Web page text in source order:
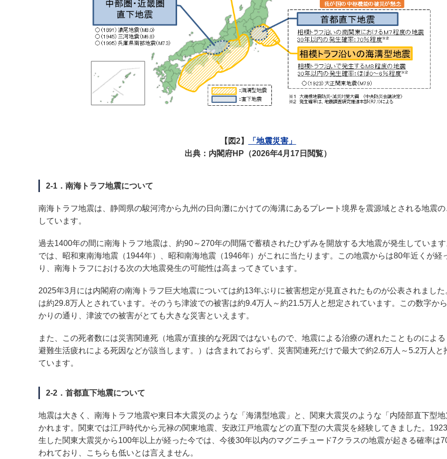
【図2】
「地震災害」
出典：内閣府HP（2026年4月17日閲覧）
2-1．南海トラフ地震について
南海トラフ地震は、静岡県の駿河湾から九州の日向灘にかけての海溝にあるプレート境界を震源域とされる地震
しています。
過去1400年の間に南海トラフ地震は、約90～270年の間隔で蓄積されたひずみを開放する大地震が発生していま
では、昭和東南海地震（1944年）、昭和南海地震（1946年）がこれに当たります。この地震からは80年近くが経
り、南海トラフにおける次の大地震発生の可能性は高まってきています。
2025年3月には内閣府の南海トラフ巨大地震については約13年ぶりに被害想定が見直されたものが公表されまし
は約29.8万人とされています。そのうち津波での被害は約9.4万人～約21.5万人と想定されています。この数字か
かりの通り、津波での被害がとても大きな災害といえます。
また、この死者数には災害関連死（地震が直接的な死因ではないもので、地震による治療の遅れたことものによ
避難生活疲れによる死因などが該当します。）は含まれておらず、災害関連死だけで最大で約2.6万人～5.2万人と
ています。
2-2．首都直下地震について
地震は大きく、南海トラフ地震や東日本大震災のような「海溝型地震」と、関東大震災のような「内陸部直下型
かれます。関東では江戸時代から元禄の関東地震、安政江戸地震などの直下型の大震災を経験してきました。
生した関東大震災から100年以上が経った今では、今後30年以内のマグニチュード7クラスの地震が起きる確率は
われており、こちらも低いとは言えません。